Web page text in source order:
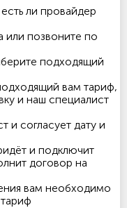
ли провайдер
или позвоните по
подходящий
вам тариф,
и наш специалист
и согласует дату и
и подключит
договор на
вам необходимо